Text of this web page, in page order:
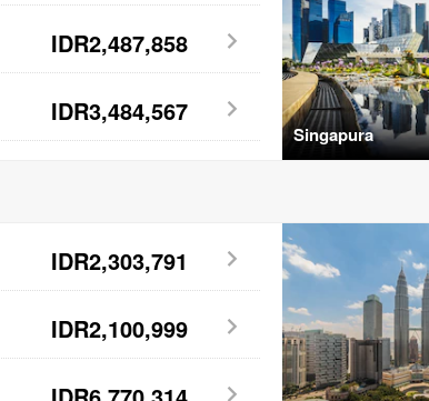
Singapura
IDR2,487,858
IDR3,484,567
IDR2,303,791
IDR2,100,999